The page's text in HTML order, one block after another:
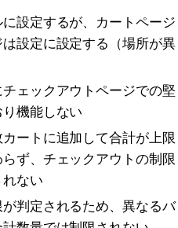
設定するが、カートページ
設定に設定する（場所が異
ェックアウトページでの堅
機能しない
ートに追加して合計が上限
ず、チェックアウトの制限
ない
判定されるため、異なるバ